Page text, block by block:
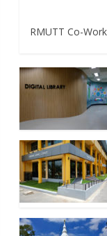
RMUTT Co-